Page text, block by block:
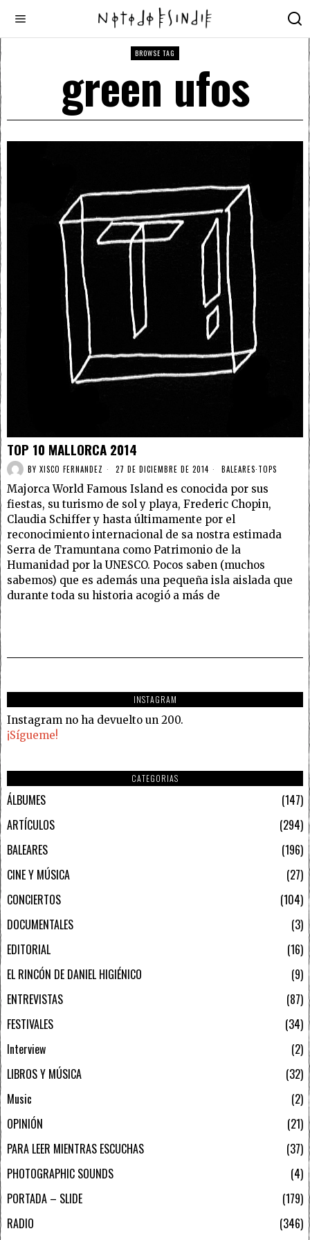
BROWSE TAG
green ufos
TOP 10 MALLORCA 2014
BY XISCO FERNANDEZ 27 DE DICIEMBRE DE 2014 BALEARES·TOPS
Majorca World Famous Island es conocida por sus
fiestas, su turismo de sol y playa, Frederic Chopin,
Claudia Schiffer y hasta últimamente por el
reconocimiento internacional de sa nostra estimada
Serra de Tramuntana como Patrimonio de la
Humanidad por la UNESCO. Pocos saben (muchos
sabemos) que es además una pequeña isla aislada que
durante toda su historia acogió a más de
INSTAGRAM
Instagram no ha devuelto un 200.
¡Sígueme!
CATEGORIAS
ÁLBUMES
147
ARTÍCULOS
294
BALEARES
196
CINE Y MÚSICA
27
CONCIERTOS
104
DOCUMENTALES
3
EDITORIAL
16
EL RINCÓN DE DANIEL HIGIÉNICO
9
ENTREVISTAS
87
FESTIVALES
34
Interview
2
LIBROS Y MÚSICA
32
Music
2
OPINIÓN
21
PARA LEER MIENTRAS ESCUCHAS
37
PHOTOGRAPHIC SOUNDS
4
PORTADA – SLIDE
179
RADIO
346